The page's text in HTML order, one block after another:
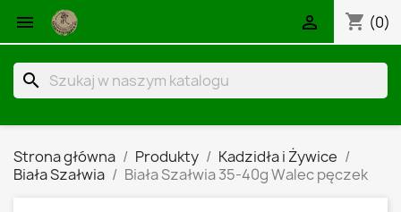
 shopping_cart (0)

search
Strona główna Produkty
Kadzidła i Żywice
Biała Szałwia
Biała Szałwia 35-40g Walec pęczek